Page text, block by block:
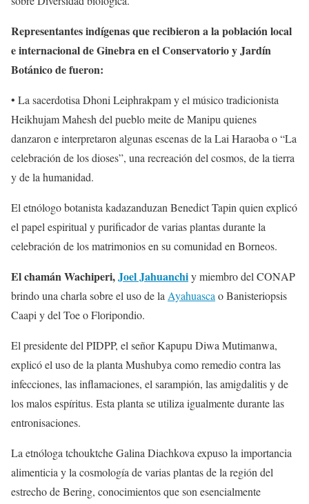
Representantes indígenas que recibieron a la población local
e internacional de Ginebra en el Conservatorio y Jardín
Botánico de fueron:
• La sacerdotisa Dhoni Leiphrakpam y el músico tradicionista
Heikhujam Mahesh del pueblo meite de Manipu quienes
danzaron e interpretaron algunas escenas de la Lai Haraoba o “La
celebración de los dioses”, una recreación del cosmos, de la tierra
y de la humanidad.
El etnólogo botanista kadazanduzan Benedict Tapin quien explicó
el papel espiritual y purificador de varias plantas durante la
celebración de los matrimonios en su comunidad en Borneos.
El chamán Wachiperi,Joel Jahuanchiy miembro del CONAP
brindo una charla sobre el uso de la Ayahuasca o Banisteriopsis
Caapi y del Toe o Floripondio.
El presidente del PIDPP, el señor Kapupu Diwa Mutimanwa,
explicó el uso de la planta Mushubya como remedio contra las
infecciones, las inflamaciones, el sarampión, las amigdalitis y de
los malos espíritus. Esta planta se utiliza igualmente durante las
entronisaciones.
La etnóloga tchouktche Galina Diachkova expuso la importancia
alimenticia y la cosmología de varias plantas de la región del
estrecho de Bering, conocimientos que son esencialmente